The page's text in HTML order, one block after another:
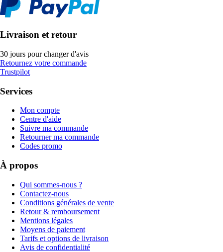
Livraison et retour
30 jours pour changer d'avis
Retournez votre commande
Trustpilot
Services
Mon compte
Centre d'aide
Suivre ma commande
Retourner ma commande
Codes promo
À propos
Qui sommes-nous ?
Contactez-nous
Conditions générales de vente
Retour & remboursement
Mentions légales
Moyens de paiement
Tarifs et options de livraison
Avis de confidentialité